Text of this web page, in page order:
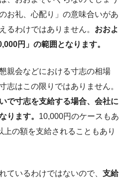
お礼、心配り」の意味合いがあ
るわけではありません。 おおよ
円」の範囲となります。
親会などにおける寸志の相場
志はこの限りではありません。
で寸志を支給する場合、会社に
ります。 10,000円のケースもあ
の額を支給されることもあり
ているわけではないので、 支給